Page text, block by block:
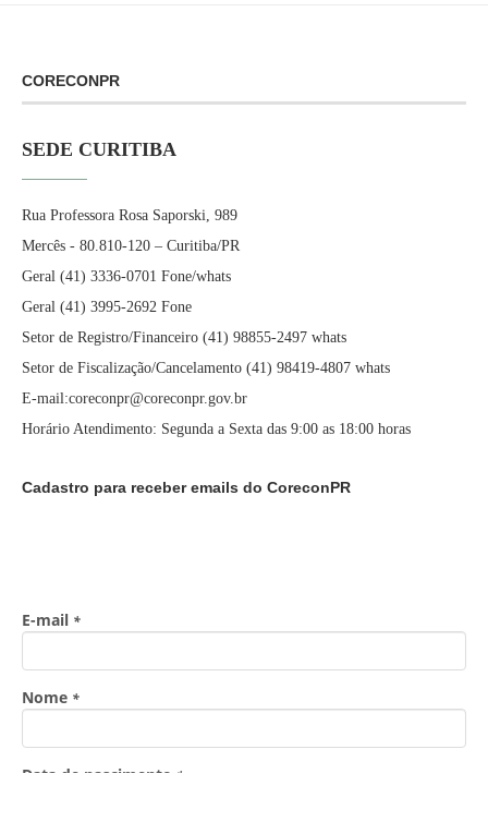
CORECONPR
SEDE CURITIBA
Rua Professora Rosa Saporski, 989
Mercês - 80.810-120 – Curitiba/PR
Geral (41) 3336-0701 Fone/whats
Geral (41) 3995-2692 Fone
Setor de Registro/Financeiro (41) 98855-2497 whats
Setor de Fiscalização/Cancelamento (41) 98419-4807 whats
E-mail:coreconpr@coreconpr.gov.br
Horário Atendimento: Segunda a Sexta das 9:00 as 18:00 horas
Cadastro para receber emails do CoreconPR